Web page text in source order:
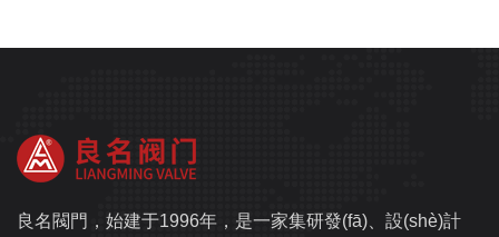
良名閥門，始建于1996年，是一家集研發(fā)、設(shè)計